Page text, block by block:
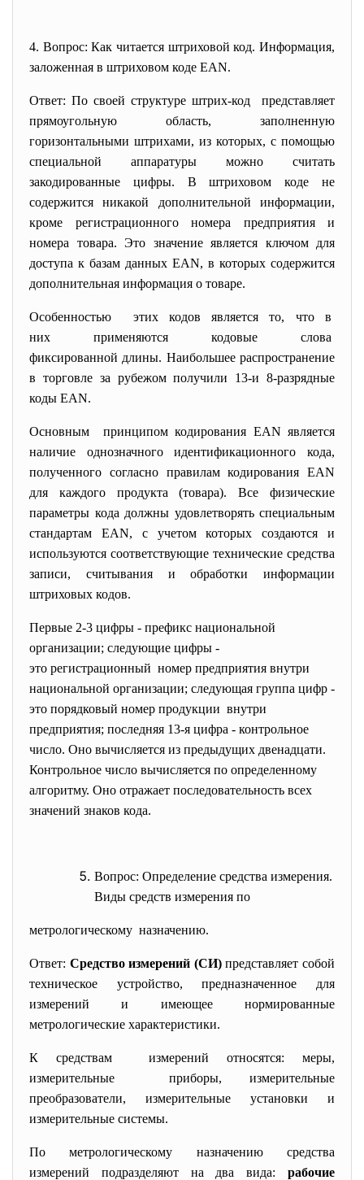
4. Вопрос: Как читается штриховой код. Информация,
заложенная в штриховом коде EAN.
Ответ: По своей структуре штрих-код представляет
прямоугольную область, заполненную
горизонтальными штрихами, из которых, с помощью
специальной аппаратуры можно считать
закодированные цифры. В штриховом коде не
содержится никакой дополнительной информации,
кроме регистрационного номера предприятия и
номера товара. Это значение является ключом для
доступа к базам данных ЕАN, в которых содержится
дополнительная информация о товаре.
Особенностью этих кодов является то, что в
них применяются кодовые слова
фиксированной длины. Наибольшее распространение
в торговле за рубежом получили 13-и 8-разрядные
коды EAN.
Основным принципом кодирования EAN является
наличие однозначного идентификационного кода,
полученного согласно правилам кодирования EAN
для каждого продукта (товара). Все физические
параметры кода должны удовлетворять специальным
стандартам EAN, с учетом которых создаются и
используются соответствующие технические средства
записи, считывания и обработки информации
штриховых кодов.
Первые 2-3 цифры - префикс национальной
организации; следующие цифры -
это регистрационный номер предприятия внутри
национальной организации; следующая группа цифр -
это порядковый номер продукции внутри
предприятия; последняя 13-я цифра - контрольное
число. Оно вычисляется из предыдущих двенадцати.
Контрольное число вычисляется по определенному
алгоритму. Оно отражает последовательность всех
значений знаков кода.
Вопрос: Определение средства измерения.
Виды средств измерения по
метрологическому назначению.
Ответ: Средство измерений (СИ)представляет собой
техническое устройство, предназначенное для
измерений и имеющее нормированные
метрологические характеристики.
К средствам измерений относятся: меры,
измерительные приборы, измерительные
преобразователи, измерительные установки и
измерительные системы.
По метрологическому назначению средства
измерений подразделяют на два вида: рабочие